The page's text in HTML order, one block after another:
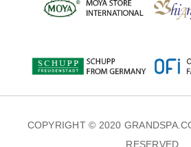
COPYRIGHT © 2020